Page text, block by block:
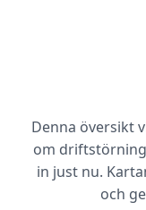
Denna översikt
om
in just nu.
och